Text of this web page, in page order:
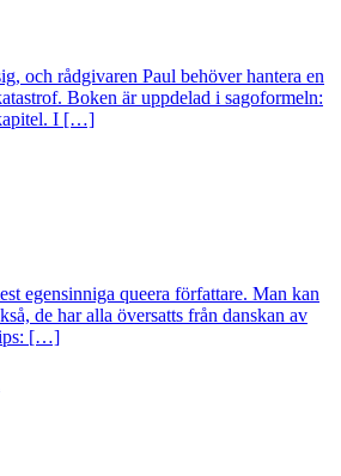
och rådgivaren Paul behöver hantera en
Boken är uppdelad i sagoformeln:
I […]
egensinniga queera författare. Man kan
de har alla översatts från danskan av
[…]